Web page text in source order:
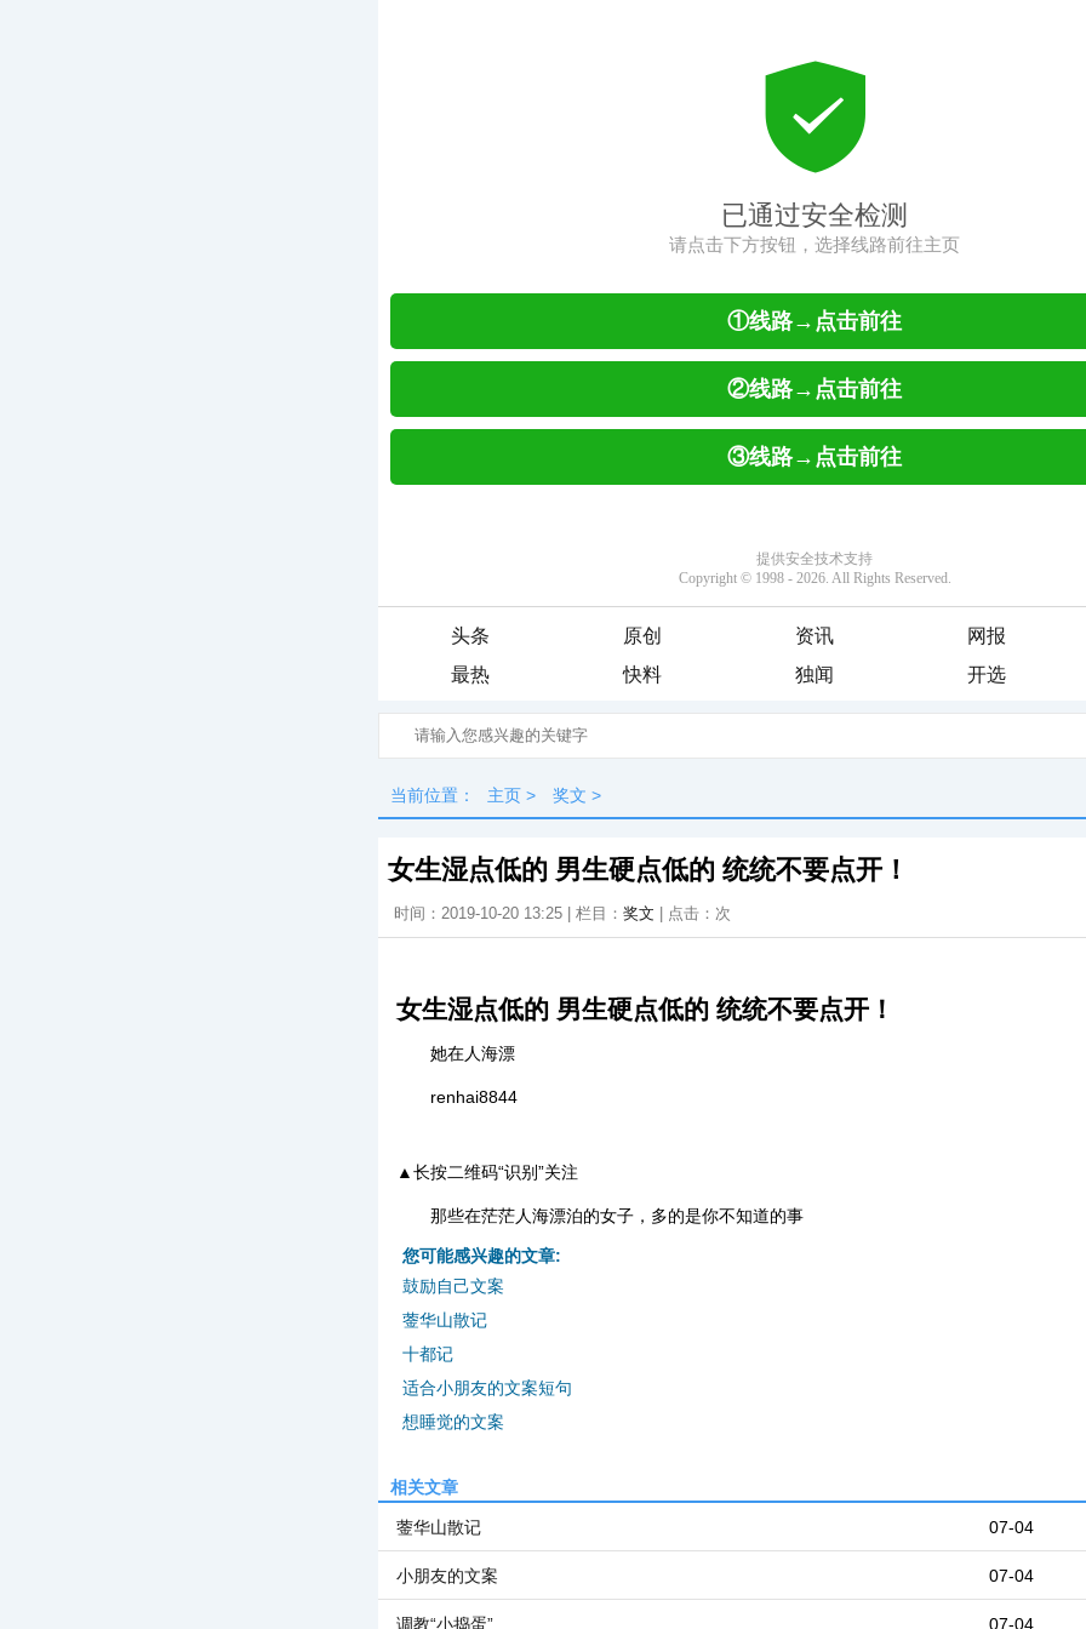
头条 原创 资讯
网报
最热
快料 独闻 开选
当前位置： 主页 > 奖文 >
女生湿点低的 男生硬点低的 统统不要点开！
时间：2019-10-20 13:25 | 栏目： 奖文 | 点击： 次
女生湿点低的 男生硬点低的 统统不要点开！
她在人海漂
renhai8844
▲长按二维码“识别”关注
那些在茫茫人海漂泊的女子，多的是你不知道的事
您可能感兴趣的文章:
鼓励自己文案
蓥华山散记
十都记
适合小朋友的文案短句
想睡觉的文案
相关文章
07-04
蓥华山散记
07-04
小朋友的文案
07-04
调教“小捣蛋”